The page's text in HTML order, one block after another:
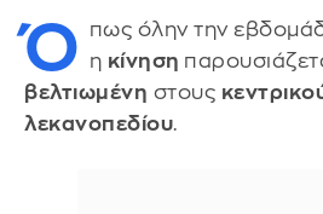
Ό
πως όλην την
η κίνηση
βελτιωμένη στους
λεκανοπεδίου.